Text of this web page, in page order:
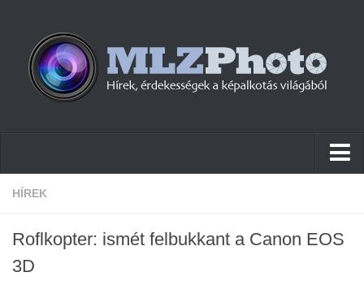
Hírek
Cikkek
HÍREK
Roflkopter: ismét felbukkant a Canon EOS
3D